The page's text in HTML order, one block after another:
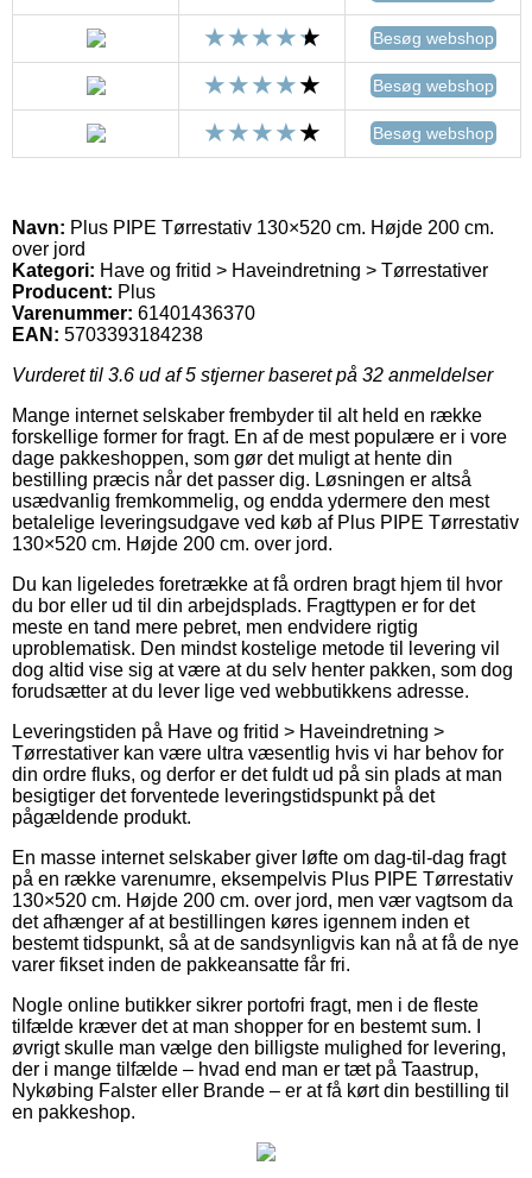
Besøg webshop
Besøg webshop
Besøg webshop
Navn: Plus PIPE Tørrestativ 130×520 cm. Højde 200 cm.
over jord
Kategori: Have og fritid > Haveindretning > Tørrestativer
Producent: Plus
Varenummer: 61401436370
EAN: 5703393184238
Vurderet til 3.6 ud af 5 stjerner baseret på 32 anmeldelser
Mange internet selskaber frembyder til alt held en række
forskellige former for fragt. En af de mest populære er i vore
dage pakkeshoppen, som gør det muligt at hente din
bestilling præcis når det passer dig. Løsningen er altså
usædvanlig fremkommelig, og endda ydermere den mest
betalelige leveringsudgave ved køb af Plus PIPE Tørrestativ
130×520 cm. Højde 200 cm. over jord.
Du kan ligeledes foretrække at få ordren bragt hjem til hvor
du bor eller ud til din arbejdsplads. Fragttypen er for det
meste en tand mere pebret, men endvidere rigtig
uproblematisk. Den mindst kostelige metode til levering vil
dog altid vise sig at være at du selv henter pakken, som dog
forudsætter at du lever lige ved webbutikkens adresse.
Leveringstiden på Have og fritid > Haveindretning >
Tørrestativer kan være ultra væsentlig hvis vi har behov for
din ordre fluks, og derfor er det fuldt ud på sin plads at man
besigtiger det forventede leveringstidspunkt på det
pågældende produkt.
En masse internet selskaber giver løfte om dag-til-dag fragt
på en række varenumre, eksempelvis Plus PIPE Tørrestativ
130×520 cm. Højde 200 cm. over jord, men vær vagtsom da
det afhænger af at bestillingen køres igennem inden et
bestemt tidspunkt, så at de sandsynligvis kan nå at få de nye
varer fikset inden de pakkeansatte får fri.
Nogle online butikker sikrer portofri fragt, men i de fleste
tilfælde kræver det at man shopper for en bestemt sum. I
øvrigt skulle man vælge den billigste mulighed for levering,
der i mange tilfælde – hvad end man er tæt på Taastrup,
Nykøbing Falster eller Brande – er at få kørt din bestilling til
en pakkeshop.